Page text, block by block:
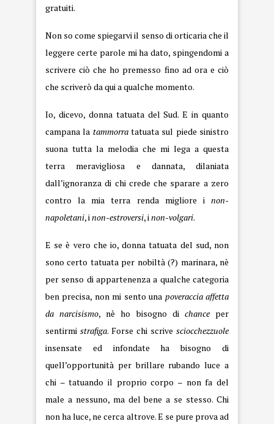
gratuiti.
Non so come spiegarvi il senso di orticaria che il
leggere certe parole mi ha dato, spingendomi a
scrivere ciò che ho premesso fino ad ora e ciò
che scriverò da qui a qualche momento.
Io, dicevo, donna tatuata del Sud. E in quanto
campana la tammorratatuata sul piede sinistro
suona tutta la melodia che mi lega a questa
terra meravigliosa e dannata, dilaniata
dall’ignoranza di chi crede che sparare a zero
contro la mia terra renda migliore i non-
napoletani, i non-estroversi, i non-volgari.
E se è vero che io, donna tatuata del sud, non
sono certo tatuata per nobiltà (?) marinara, nè
per senso di appartenenza a qualche categoria
ben precisa, non mi sento una poveraccia affetta
da narcisismo, nè ho bisogno di chanceper
sentirmi strafiga. Forse chi scrive sciocchezzuole
insensate ed infondate ha bisogno di
quell’opportunità per brillare rubando luce a
chi – tatuando il proprio corpo – non fa del
male a nessuno, ma del bene a se stesso. Chi
non ha luce, ne cerca altrove. E se pure prova ad